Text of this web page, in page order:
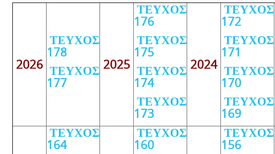
2026
ΤΕΥΧΟΣ
178
ΤΕΥΧΟΣ
177
2025
ΤΕΥΧΟΣ
176
ΤΕΥΧΟΣ
175
ΤΕΥΧΟΣ
174
ΤΕΥΧΟΣ
173
2024
ΤΕΥΧΟΣ
172
ΤΕΥΧΟΣ
171
ΤΕΥΧΟΣ
170
ΤΕΥΧΟΣ
169
ΤΕΥΧΟΣ
164
ΤΕΥΧΟΣ
160
ΤΕΥΧΟΣ
156